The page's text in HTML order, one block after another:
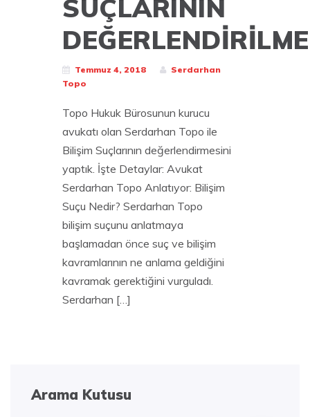
SUÇLARININ
Temmuz 4, 2018
Serdarhan
Topo
Topo Hukuk Bürosunun kurucu
avukatı olan Serdarhan Topo ile
Bilişim Suçlarının değerlendirmesini
yaptık. İşte Detaylar: Avukat
Serdarhan Topo Anlatıyor: Bilişim
Suçu Nedir? Serdarhan Topo
bilişim suçunu anlatmaya
başlamadan önce suç ve bilişim
kavramlarının ne anlama geldiğini
kavramak gerektiğini vurguladı.
Serdarhan […]
Arama Kutusu